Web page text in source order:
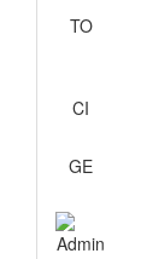
TO
CI
GE